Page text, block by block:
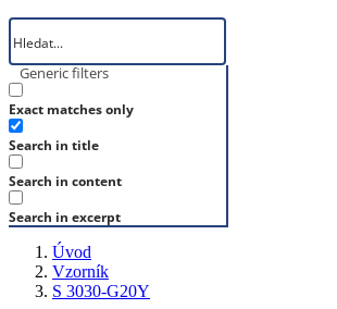
Generic filters
Exact matches only
Search in title
Search in content
Search in excerpt
Úvod
Vzorník
S 3030-G20Y